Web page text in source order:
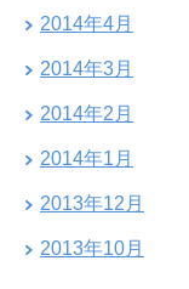
2014年4月
2014年3月
2014年2月
2014年1月
2013年12月
2013年10月